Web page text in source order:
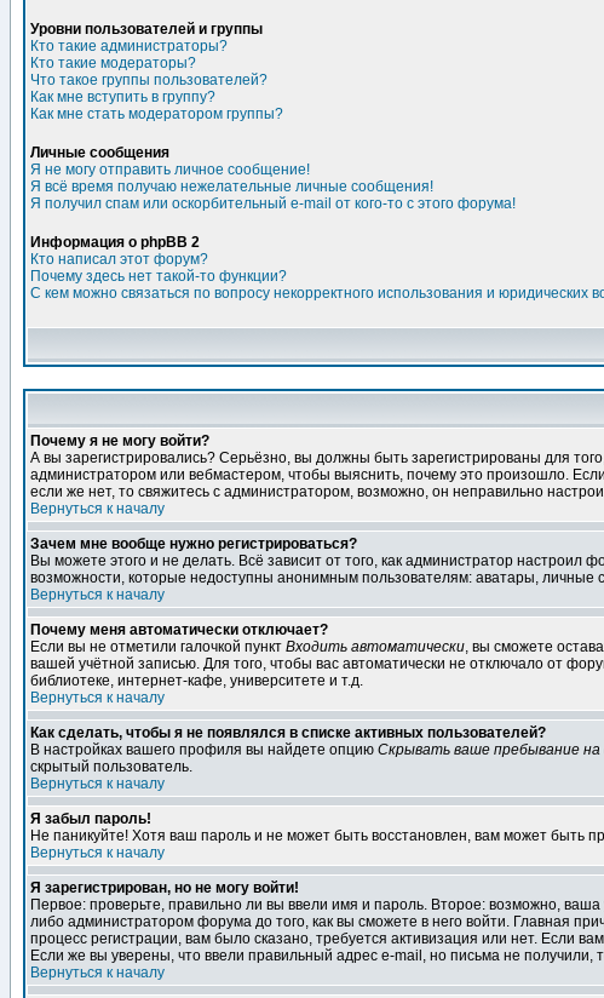
Уровни пользователей и группы
Кто такие администраторы?
Кто такие модераторы?
Что такое группы пользователей?
Как мне вступить в группу?
Как мне стать модератором группы?
Личные сообщения
Я не могу отправить личное сообщение!
Я всё время получаю нежелательные личные сообщения!
Я получил спам или оскорбительный e-mail от кого-то с этого форума!
Информация о phpBB 2
Кто написал этот форум?
Почему здесь нет такой-то функции?
С кем можно связаться по вопросу некорректного использования и юридических
Почему я не могу войти?
А вы зарегистрировались? Серьёзно, вы должны быть зарегистрированы для
администратором или вебмастером, чтобы выяснить, почему это произошло.
если же нет, то свяжитесь с администратором, возможно, он неправильно
Вернуться к началу
Зачем мне вообще нужно регистрироваться?
Вы можете этого и не делать. Всё зависит от того, как администратор
возможности, которые недоступны анонимным пользователям: аватары, личные
Вернуться к началу
Почему меня автоматически отключает?
Если вы не отметили галочкой пункт Входить автоматически, вы сможете
вашей учётной записью. Для того, чтобы вас автоматически не отключало от
библиотеке, интернет-кафе, университете и т.д.
Вернуться к началу
Как сделать, чтобы я не появлялся в списке активных пользователей?
В настройках вашего профиля вы найдете опцию Скрывать ваше пребывание
скрытый пользователь.
Вернуться к началу
Я забыл пароль!
Не паникуйте! Хотя ваш пароль и не может быть восстановлен, вам может быть
Вернуться к началу
Я зарегистрирован, но не могу войти!
Первое: проверьте, правильно ли вы ввели имя и пароль. Второе: возможно,
либо администратором форума до того, как вы сможете в него войти. Главная
процесс регистрации, вам было сказано, требуется активизация или нет. Если
Если же вы уверены, что ввели правильный адрес e-mail, но письма не получили,
Вернуться к началу